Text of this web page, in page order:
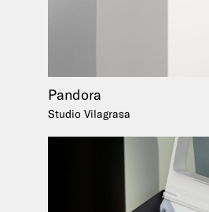
Pandora
Studio Vilagrasa